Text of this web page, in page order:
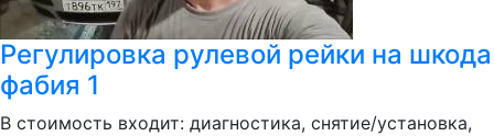
Регулировка рулевой рейки на шкода
фабия 1
В стоимость входит: диагностика, снятие/установка,